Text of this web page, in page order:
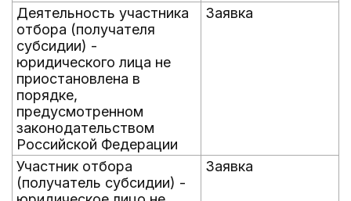
Деятельность участника
отбора (получателя
субсидии) -
юридического лица не
приостановлена в
порядке,
предусмотренном
законодательством
Российской Федерации
Заявка
Участник отбора
(получатель субсидии) -
Заявка